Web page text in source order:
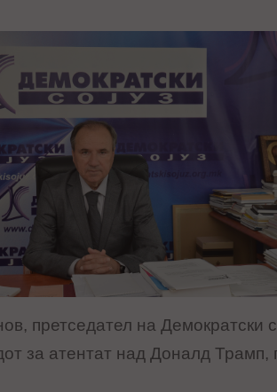
претседател на Демократски
за атентат над Доналд